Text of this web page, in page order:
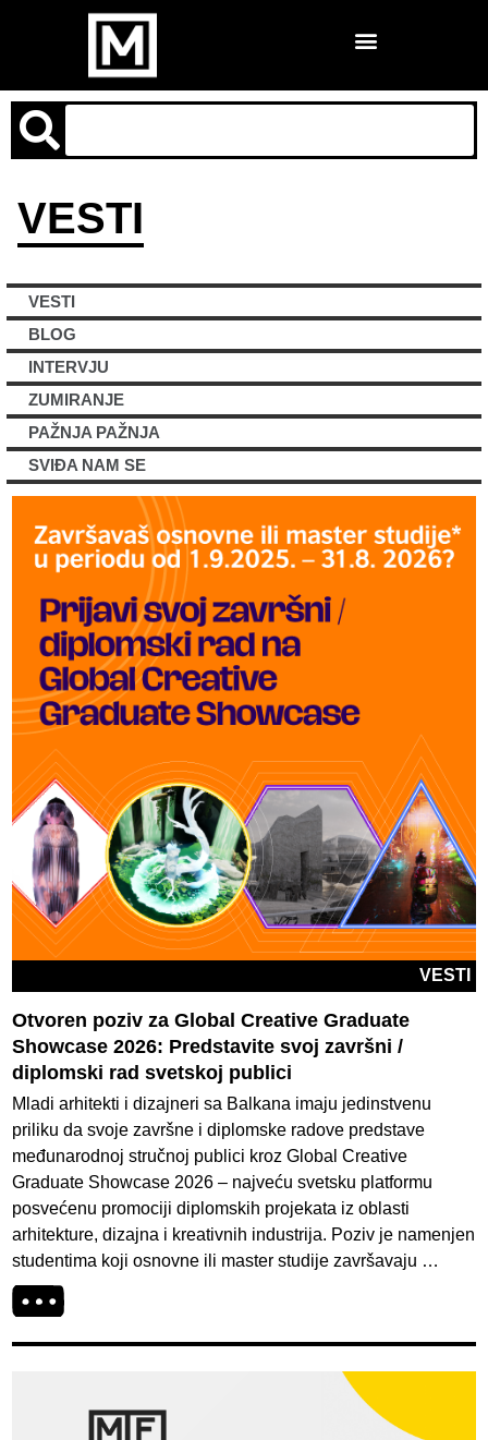
VESTI
VESTI
BLOG
INTERVJU
ZUMIRANJE
PAŽNJA PAŽNJA
SVIĐA NAM SE
VESTI
Otvoren poziv za Global Creative Graduate
Showcase 2026: Predstavite svoj završni /
diplomski rad svetskoj publici
Mladi arhitekti i dizajneri sa Balkana imaju jedinstvenu
priliku da svoje završne i diplomske radove predstave
međunarodnoj stručnoj publici kroz Global Creative
Graduate Showcase 2026 – najveću svetsku platformu
posvećenu promociji diplomskih projekata iz oblasti
arhitekture, dizajna i kreativnih industrija. Poziv je namenjen
studentima koji osnovne ili master studije završavaju …